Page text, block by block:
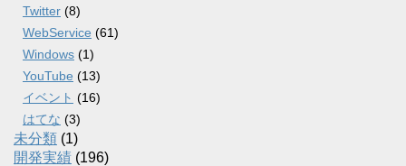
Twitter (8)
WebService (61)
Windows (1)
YouTube (13)
イベント (16)
はてな (3)
未分類 (1)
開発実績 (196)